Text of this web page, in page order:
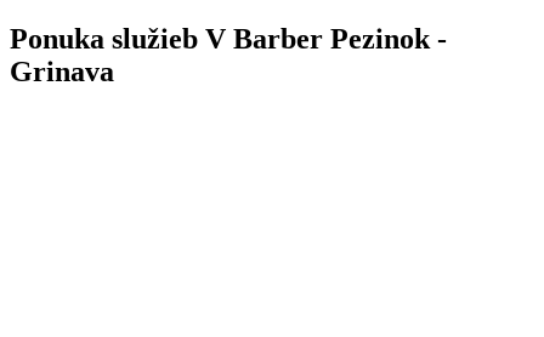
Ponuka služieb V Barber Pezinok -
Grinava